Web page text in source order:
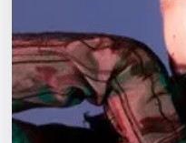
Экскурсии
Спорт
События